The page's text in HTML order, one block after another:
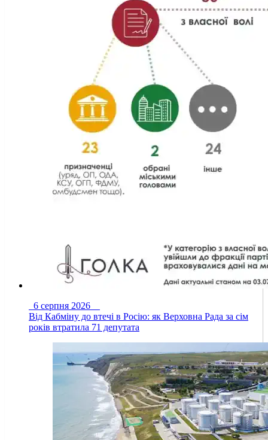
6 серпня 2026
Від Кабміну до втечі в Росію: як Верховна Рада за сім
років втратила 71 депутата